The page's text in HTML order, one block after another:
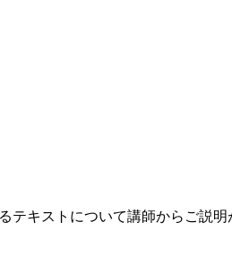
キストについて講師からご説明